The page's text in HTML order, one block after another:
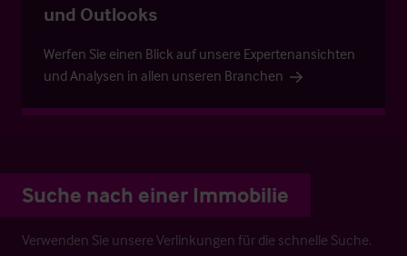
und Outlooks
Werfen Sie einen Blick auf unsere Expertenansichten
und Analysen in allen unseren Branchen
Suche nach einer Immobilie
Verwenden Sie unsere Verlinkungen für die schnelle Suche.